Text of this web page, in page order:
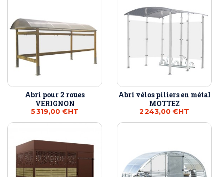
Abri pour 2 roues
VERIGNON
5 319,00 €HT
Abri vélos piliers en métal
MOTTEZ
2 243,00 €HT